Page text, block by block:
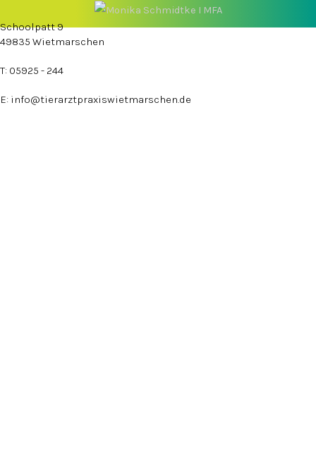
Schoolpatt 9
49835 Wietmarschen
T: 05925 - 244
E: info@tierarztpraxiswietmarschen.de